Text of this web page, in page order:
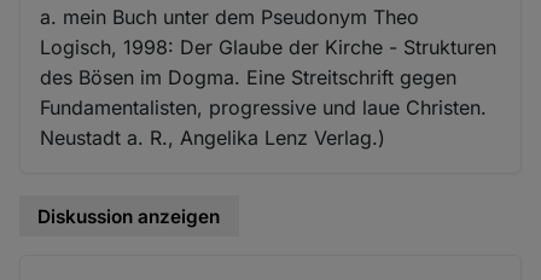
a. mein Buch unter dem Pseudonym Theo
Logisch, 1998: Der Glaube der Kirche - Strukturen
des Bösen im Dogma. Eine Streitschrift gegen
Fundamentalisten, progressive und laue Christen.
Neustadt a. R., Angelika Lenz Verlag.)
Diskussion anzeigen